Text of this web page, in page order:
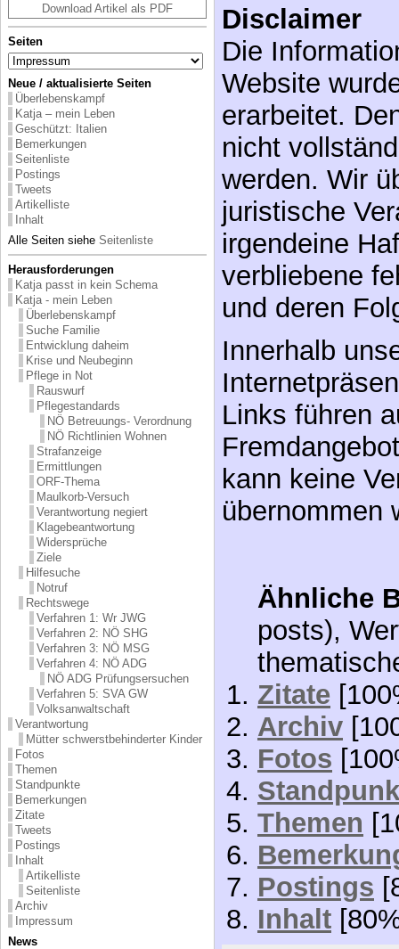
Download Artikel als PDF
Seiten
Neue / aktualisierte Seiten
Überlebenskampf
Katja – mein Leben
Geschützt: Italien
Bemerkungen
Seitenliste
Postings
Tweets
Artikelliste
Inhalt
Alle Seiten siehe Seitenliste
Herausforderungen
Katja passt in kein Schema
Katja - mein Leben
Überlebenskampf
Suche Familie
Entwicklung daheim
Krise und Neubeginn
Pflege in Not
Rauswurf
Pflegestandards
NÖ Betreuungs- Verordnung
NÖ Richtlinien Wohnen
Strafanzeige
Ermittlungen
ORF-Thema
Maulkorb-Versuch
Verantwortung negiert
Klagebeantwortung
Widersprüche
Ziele
Hilfesuche
Notruf
Rechtswege
Verfahren 1: Wr JWG
Verfahren 2: NÖ SHG
Verfahren 3: NÖ MSG
Verfahren 4: NÖ ADG
NÖ ADG Prüfungsersuchen
Verfahren 5: SVA GW
Volksanwaltschaft
Verantwortung
Mütter schwerstbehinderter Kinder
Fotos
Themen
Standpunkte
Bemerkungen
Zitate
Tweets
Postings
Inhalt
Artikelliste
Seitenliste
Archiv
Impressum
News
Disclaimer
Die
Website
erarbeitet.
nicht
werden. Wir
juristische
irgendeine
verbliebene
und deren
Innerhalb
Links führen
kann keine
übernommen
Ähnliche
posts),
Zitate
Archiv
Fotos
Themen
Postings
Inhalt